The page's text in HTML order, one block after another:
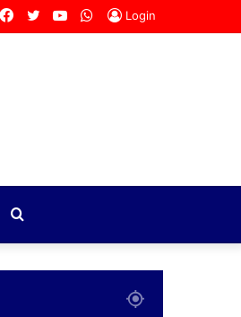
Login
WhatsApp
YouTube
Twitter
Facebook
for